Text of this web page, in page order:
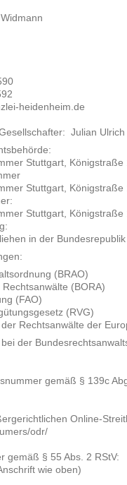
heidenheim.de
Julian Ulrich
Stuttgart,
Stuttgart,
Stuttgart,
in der
(BRAO)
(BORA)
(FAO)
(RVG)
Rechtsanwälte der
der
gemäß § 139c
Online-
odr/
gemäß § 55 Abs. 2 RStV:
wie oben)